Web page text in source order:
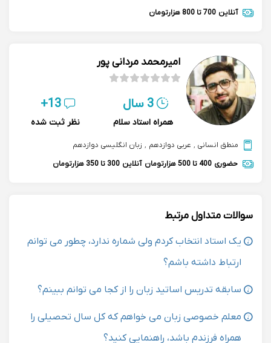
آنلاین 700 تا 800 هزارتومان
امیرمحمد مردانی پور
3 سال
همراه استاد سلام
13+
نظر ثبت شده
منطق انسانی , عربی دوازدهم , زبان انگلیسی دوازدهم
حضوری 400 تا 500 هزارتومان آنلاین 300 تا 350 هزارتومان
سوالات متداول مرتبط
یک استاد انتخاب کردم ولی شماره ندارد، چطور می توانم
ارتباط داشته باشم؟
سابقه تدریس اساتید زبان را از کجا می توانم ببینم؟
معلم خصوصی زبان می خواهم که کل سال تحصیلی را
همراه فرزندم باشد، راهنمایی کنید؟